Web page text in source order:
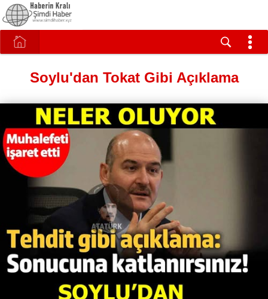
Soylu'dan Tokat Gibi Açıklama